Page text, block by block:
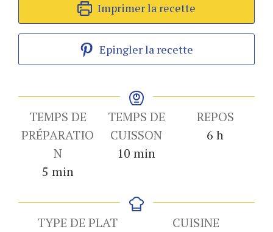
Imprimer la recette
Epingler la recette
TEMPS DE
PRÉPARATIO
N
5 minutes
min
TEMPS DE
CUISSON
10 minutes
min
REPOS
6 heures
h
TYPE DE PLAT
CUISINE